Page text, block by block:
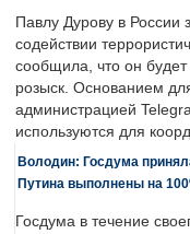
Павлу Дурову в России
содействии
сообщила, что он
розыск. Основанием
администрацией
используются для
Володин: Госдума
Путина выполнены на
Госдума в течение